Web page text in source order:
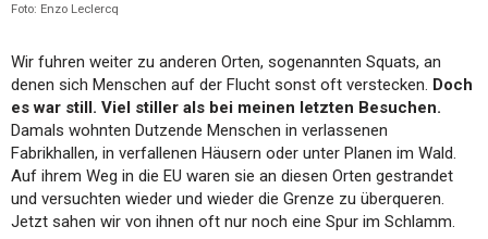
Foto: Enzo Leclercq
Wir fuhren weiter zu anderen Orten, sogenannten Squats, an
denen sich Menschen auf der Flucht sonst oft verstecken. Doch
es war still. Viel stiller als bei meinen letzten Besuchen.
Damals wohnten Dutzende Menschen in verlassenen
Fabrikhallen, in verfallenen Häusern oder unter Planen im Wald.
Auf ihrem Weg in die EU waren sie an diesen Orten gestrandet
und versuchten wieder und wieder die Grenze zu überqueren.
Jetzt sahen wir von ihnen oft nur noch eine Spur im Schlamm.